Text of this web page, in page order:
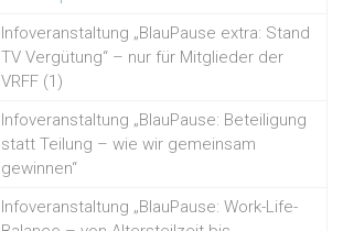
Infoveranstaltung „BlauPause extra: Stand
TV Vergütung“ – nur für Mitglieder der
VRFF (1)
Infoveranstaltung „BlauPause: Beteiligung
statt Teilung – wie wir gemeinsam
gewinnen“
Infoveranstaltung „BlauPause: Work-Life-